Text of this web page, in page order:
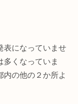
表になっていませ
多くなっていま
内の他の２か所よ